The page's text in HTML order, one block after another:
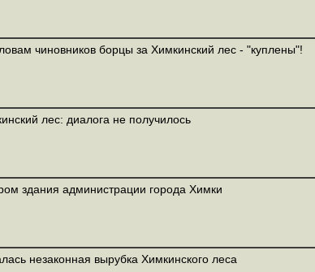
чиновников борцы за Химкинский лес - "куплены"!
лес: диалога не получилось
здания администрации города Химки
незаконная вырубка Химкинского леса